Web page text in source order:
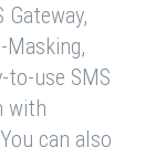
Gateway,
Masking,
to-use SMS
with
can also